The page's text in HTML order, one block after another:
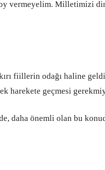
vermeyelim. Milletimizi
fiillerin odağı haline
harekete geçmesi
daha önemli olan bu